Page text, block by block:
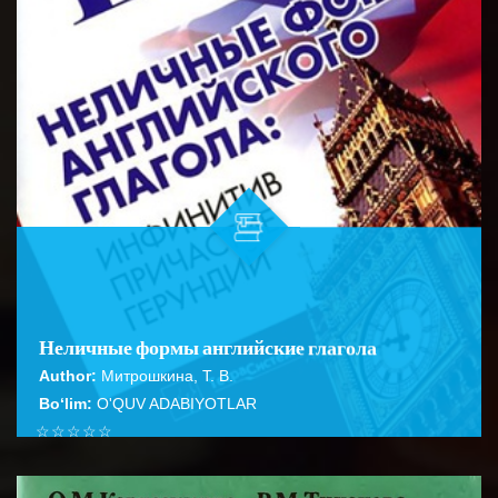
Неличные формы английские глагола
Author: Митрошкина, Т. В.
Bo‘lim: O'QUV ADABIYOTLAR
☆
☆
☆
☆
☆
Справочник содержит подробное описание правил